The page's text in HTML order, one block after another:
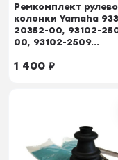
Ремкомплект
колонки Yamaha
20352-00, 93102-
00, 93102-2509...
1 400₽